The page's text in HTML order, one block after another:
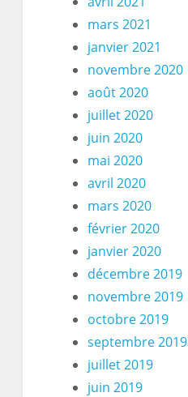
mars 2021
janvier 2021
novembre 2020
août 2020
juillet 2020
juin 2020
mai 2020
avril 2020
mars 2020
février 2020
janvier 2020
décembre 2019
novembre 2019
octobre 2019
septembre 2019
juillet 2019
juin 2019